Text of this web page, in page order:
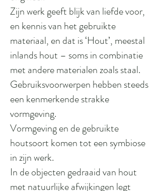
Zijn werk geeft blijk van liefde voor,
en kennis van het gebruikte
materiaal, en dat is ‘Hout’, meestal
inlands hout – soms in combinatie
met andere materialen zoals staal.
Gebruiksvoorwerpen hebben steeds
een kenmerkende strakke
vormgeving.
Vormgeving en de gebruikte
houtsoort komen tot een symbiose
in zijn werk.
In de objecten gedraaid van hout
met natuurlijke afwijkingen legt